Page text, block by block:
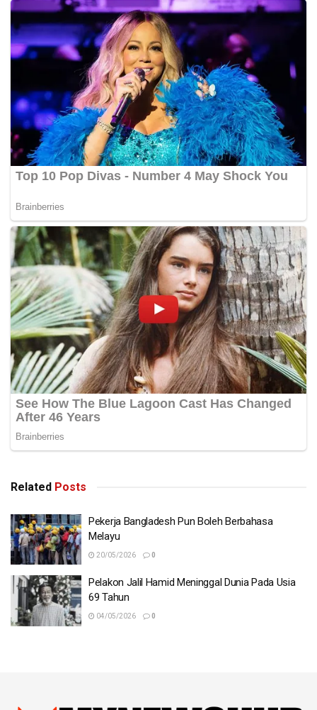
Related Posts
Pekerja Bangladesh Pun Boleh Berbahasa
Melayu
20/05/2026 0
Pelakon Jalil Hamid Meninggal Dunia Pada Usia
69 Tahun
04/05/2026 0